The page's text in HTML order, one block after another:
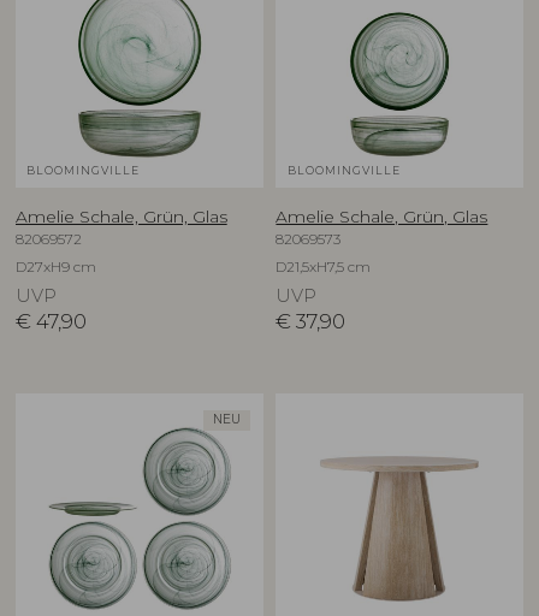
BLOOMINGVILLE
Amelie Schale, Grün, Glas
82069572
D27xH9 cm
UVP
€ 47,90
BLOOMINGVILLE
Amelie Schale, Grün, Glas
82069573
D21,5xH7,5 cm
UVP
€ 37,90
NEU